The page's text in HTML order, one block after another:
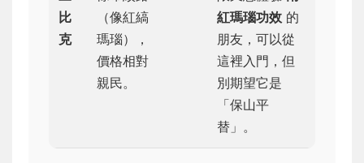
比
克
（像紅縞
瑪瑙），
價格相對
親民。
紅瑪瑙功效 的
朋友，可以從
這裡入門，但
別期望它是
「保山平
替」。